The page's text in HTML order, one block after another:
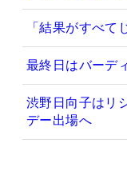
「結果がすべ
最終日はバーデ
渋野日向子はリ
デー出場へ